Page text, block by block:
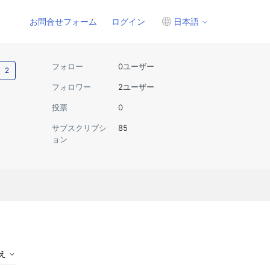
お問合せフォーム ログイン 日本語
2人がフォロー中
フォロー 0ユーザー
フォロワー 2ユーザー
投票 0
サブスクリプシ
ョン
85